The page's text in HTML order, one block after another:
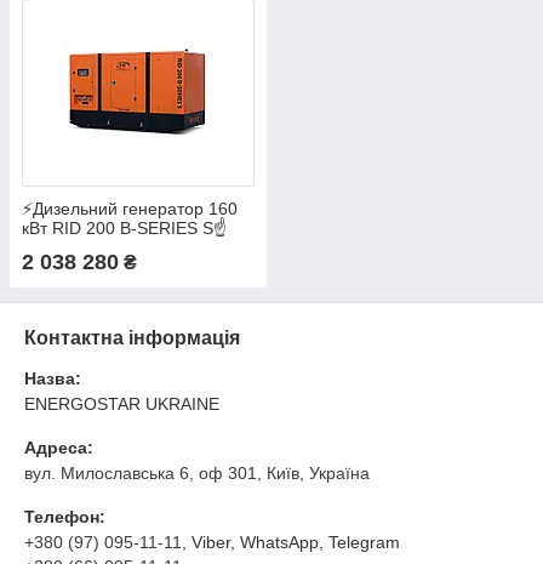
⚡️Дизельний генератор 160
кВт RID 200 B-SERIES S☝
2 038 280 ₴
Контактна інформація
Назва:
ENERGOSTAR UKRAINE
Адреса:
вул. Милославська 6, оф 301, Київ, Україна
Телефон:
+380 (97) 095-11-11
, Viber, WhatsApp, Telegram